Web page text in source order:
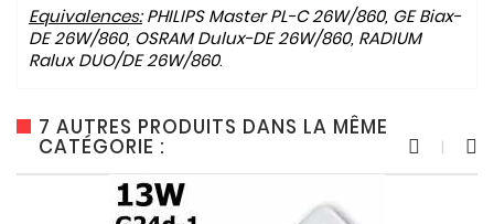
Equivalences: PHILIPS Master PL-C 26W/860, GE Biax-
DE 26W/860, OSRAM Dulux-DE 26W/860, RADIUM
Ralux DUO/DE 26W/860.
7 AUTRES PRODUITS DANS LA MÊME
CATÉGORIE :